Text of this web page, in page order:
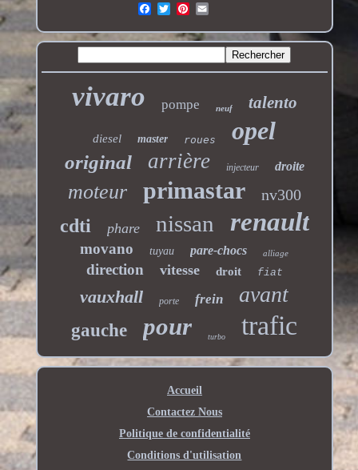
vivaro pompe neuf talento
diesel master roues opel
original arrière injecteur droite
moteur primastar nv300
cdti phare nissan renault
movano tuyau pare-chocs alliage
direction vitesse droit fiat
vauxhall porte frein avant
gauche pour turbo trafic
Accueil
Contactez Nous
Politique de confidentialité
Conditions d'utilisation